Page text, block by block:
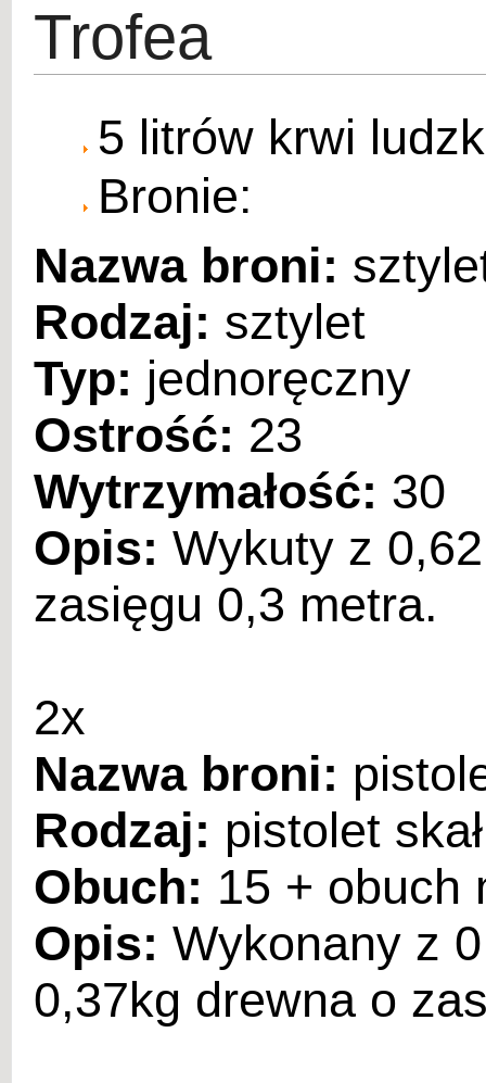
Trofea
5 litrów krwi
Bronie:
Nazwa broni:
Rodzaj: sztylet
Typ: jednoręczny
Ostrość: 23
Wytrzymałość: 30
Opis: Wykuty z
zasięgu 0,3 metra.
2x
Nazwa broni:
Rodzaj: pistolet
Obuch: 15 + obuch
Opis: Wykonany z
0,37kg drewna o